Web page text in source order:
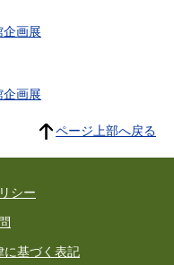
画展
画展
ページ上部へ戻る
シー
に基づく表記